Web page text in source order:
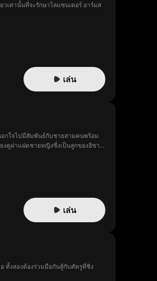
เท่านั้นที่จะรักษาไลแซนเดอร์ อาร์มส
เล่น
กใจไปมีสัมพันธ์กับชายสามคนพร้อม
งดูฝาแฝดชายหญิงซึ่งเป็นลูกของอิซา
เล่น
ทั้งสองต้องร่วมมือกันสู้กับศัตรูที่ชิง